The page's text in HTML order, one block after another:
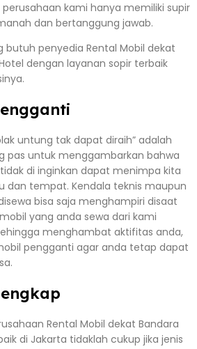
kami hanya memiliki supir
dan bertanggung jawab.
butuh penyedia Rental Mobil dekat
dengan layanan sopir terbaik
untung tak dapat diraih” adalah
pas untuk menggambarkan bahwa
di inginkan dapat menimpa kita
dan tempat. Kendala teknis maupun
bisa saja menghampiri disaat
yang anda sewa dari kami
menghambat aktifitas anda,
pengganti agar anda tetap dapat
Rental Mobil dekat Bandara
di Jakarta tidaklah cukup jika jenis